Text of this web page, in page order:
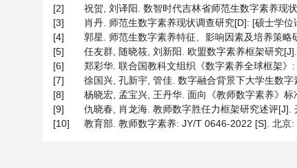
[2]
祝贺, 刘译阳. 数智时代吉林省师范生数字素养现
[3]
肖丹. 师范生数字素养现状调查研究[D]: [硕士学位
[4]
郭星. 师范生数字素养特征、影响因素及培养策
[5]
任友群, 随晓筱, 刘新阳. 欧盟数字素养框架研究
[6]
郑彩华. 联合国教科文组织《数字素养全球框架
[7]
徐国兴, 孔新宇, 管佳. 数字融合背景下大学生数
[8]
杨晓宏, 孟宝兴, 王丹华. 面向《教师数字素养》
[9]
仇晓春, 肖龙海. 教师数字胜任力框架研究述评
[10]
教育部. 教师数字素养: JY/T 0646-2022 [S]. 北京: